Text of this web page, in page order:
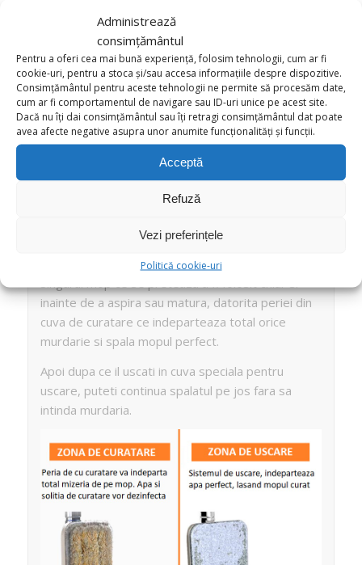
Administrează
consimțământul
Pentru a oferi cea mai bună experiență, folosim tehnologii, cum ar fi
cookie-uri, pentru a stoca și/sau accesa informațiile despre dispozitive.
Consimțământul pentru aceste tehnologii ne permite să procesăm date,
cum ar fi comportamentul de navigare sau ID-uri unice pe acest site.
Dacă nu îți dai consimțământul sau îți retragi consimțământul dat poate
avea afecte negative asupra unor anumite funcționalități și funcții.
Acceptă
Refuză
Vezi preferințele
Politică cookie-uri
inainte de a aspira sau matura, datorita periei din
cuva de curatare ce indeparteaza total orice
murdarie si spala mopul perfect.
Apoi dupa ce il uscati in cuva speciala pentru
uscare, puteti continua spalatul pe jos fara sa
intinda murdaria.